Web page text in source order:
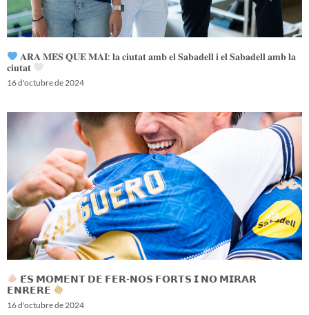
𝐀𝐑𝐀 𝐌𝐄́𝐒 𝐐𝐔𝐄 𝐌𝐀𝐈: 𝐥𝐚 𝐜𝐢𝐮𝐭𝐚𝐭 𝐚𝐦𝐛 𝐞𝐥 𝐒𝐚𝐛𝐚𝐝𝐞𝐥𝐥 𝐢 𝐞𝐥 𝐒𝐚𝐛𝐚𝐝𝐞𝐥𝐥 𝐚𝐦𝐛 𝐥𝐚
𝐜𝐢𝐮𝐭𝐚𝐭
16 d'octubre de 2024
𝗘́𝗦 𝗠𝗢𝗠𝗘𝗡𝗧 𝗗𝗘 𝗙𝗘𝗥-𝗡𝗢𝗦 𝗙𝗢𝗥𝗧𝗦 𝗜 𝗡𝗢 𝗠𝗜𝗥𝗔𝗥
𝗘𝗡𝗥𝗘𝗥𝗘
16 d'octubre de 2024